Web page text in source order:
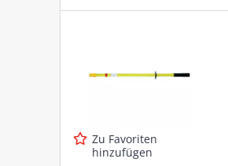
Zu Favoriten
hinzufügen